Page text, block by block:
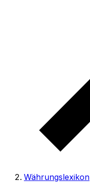
Währungslexikon